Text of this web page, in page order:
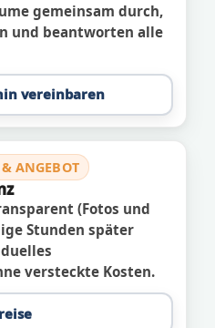
gemeinsam durch,
und beantworten alle
vereinbaren
ANGEBOT
(Fotos und
Stunden später
versteckte Kosten.